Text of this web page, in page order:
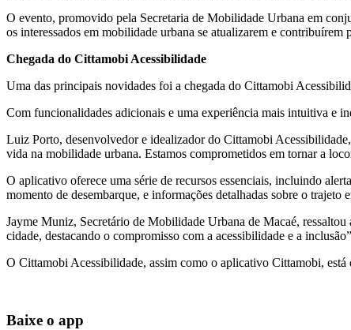
O evento, promovido pela Secretaria de Mobilidade Urbana em
os interessados em mobilidade urbana se atualizarem e contribuírem
Chegada do Cittamobi Acessibilidade
Uma das principais novidades foi a chegada do Cittamobi
Com funcionalidades adicionais e uma experiência mais intuitiva e
Luiz Porto, desenvolvedor e idealizador do Cittamobi
vida na mobilidade urbana. Estamos comprometidos em tornar a
O aplicativo oferece uma série de recursos essenciais, incluindo
momento de desembarque, e informações detalhadas sobre o trajeto
Jayme Muniz, Secretário de Mobilidade Urbana de Macaé,
cidade, destacando o compromisso com a acessibilidade e a
O Cittamobi Acessibilidade, assim como o aplicativo Cittamobi,
Baixe o app